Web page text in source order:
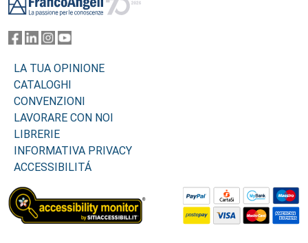
LA TUA OPINIONE
CATALOGHI
CONVENZIONI
LAVORARE CON NOI
LIBRERIE
INFORMATIVA PRIVACY
ACCESSIBILITÁ